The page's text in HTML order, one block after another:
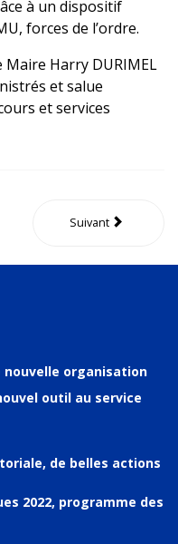
à un dispositif
forces de l’ordre.
Harry DURIMEL
et salue
et services
Suivant
nouvelle organisation
outil au service
de belles actions
2022, programme des